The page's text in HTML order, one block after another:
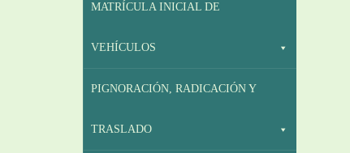
MATRÍCULA INICIAL DE
VEHÍCULOS
PIGNORACIÓN, RADICACIÓN Y
TRASLADO